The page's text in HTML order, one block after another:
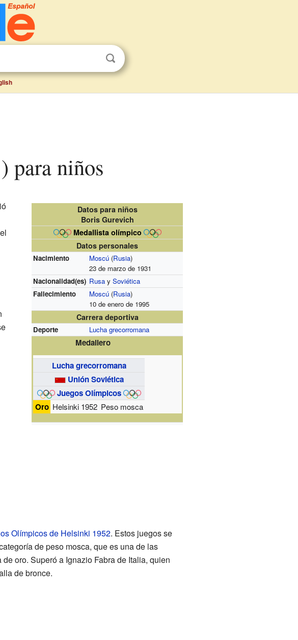
para niños
Datos para niños
Boris Gurevich
Medallista olímpico
Datos personales
Nacimiento Moscú (Rusia)
23 de marzo de 1931
Nacionalidad(es) Rusa ySoviética
Fallecimiento
Moscú (Rusia)
10 de enero de 1995
Carrera deportiva
Deporte Lucha grecorromana
Medallero
Lucha grecorromana
Unión Soviética
Juegos Olímpicos
Oro Helsinki 1952 Peso mosca
Olímpicos de Helsinki 1952. Estos juegos se
de peso mosca, que es una de las
oro. Superó a Ignazio Fabra de Italia, quien
de bronce.